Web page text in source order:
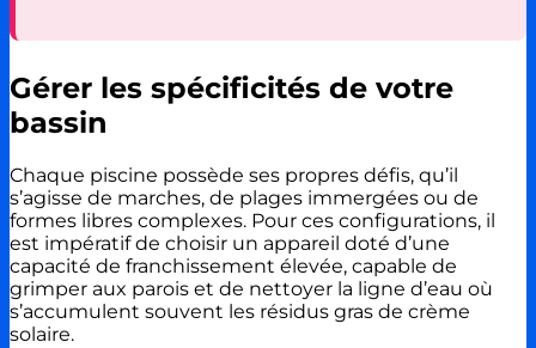
Gérer les spécificités de votre
bassin
Chaque piscine possède ses propres défis, qu’il
s’agisse de marches, de plages immergées ou de
formes libres complexes. Pour ces configurations, il
est impératif de choisir un appareil doté d’une
capacité de franchissement élevée, capable de
grimper aux parois et de nettoyer la ligne d’eau où
s’accumulent souvent les résidus gras de crème
solaire.